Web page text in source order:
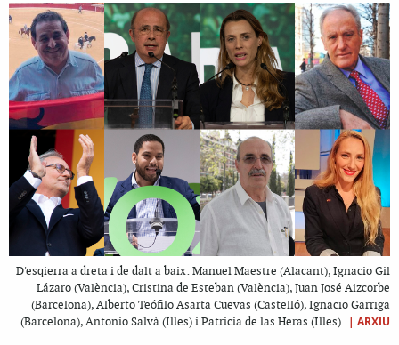
D'esqierra a dreta i de dalt a baix: Manuel Maestre (Alacant), Ignacio Gil
Lázaro (València), Cristina de Esteban (València), Juan José Aizcorbe
(Barcelona), Alberto Teófilo Asarta Cuevas (Castelló), Ignacio Garriga
(Barcelona), Antonio Salvà (Illes) i Patricia de las Heras (Illes)
| ARXIU